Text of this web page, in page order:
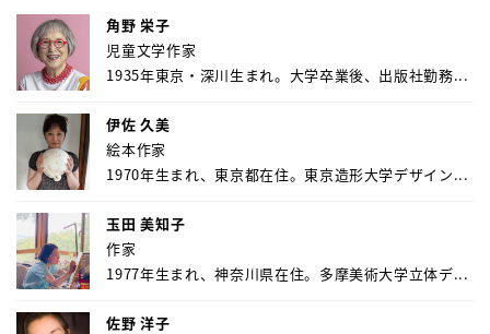
角野 栄子
児童文学作家
1935年東京・深川生まれ。大学卒業後、出版社勤務...
伊佐 久美
絵本作家
1970年生まれ、東京都在住。東京造形大学デザイン...
玉田 美知子
作家
1977年生まれ、神奈川県在住。多摩美術大学立体デ...
佐野 洋子